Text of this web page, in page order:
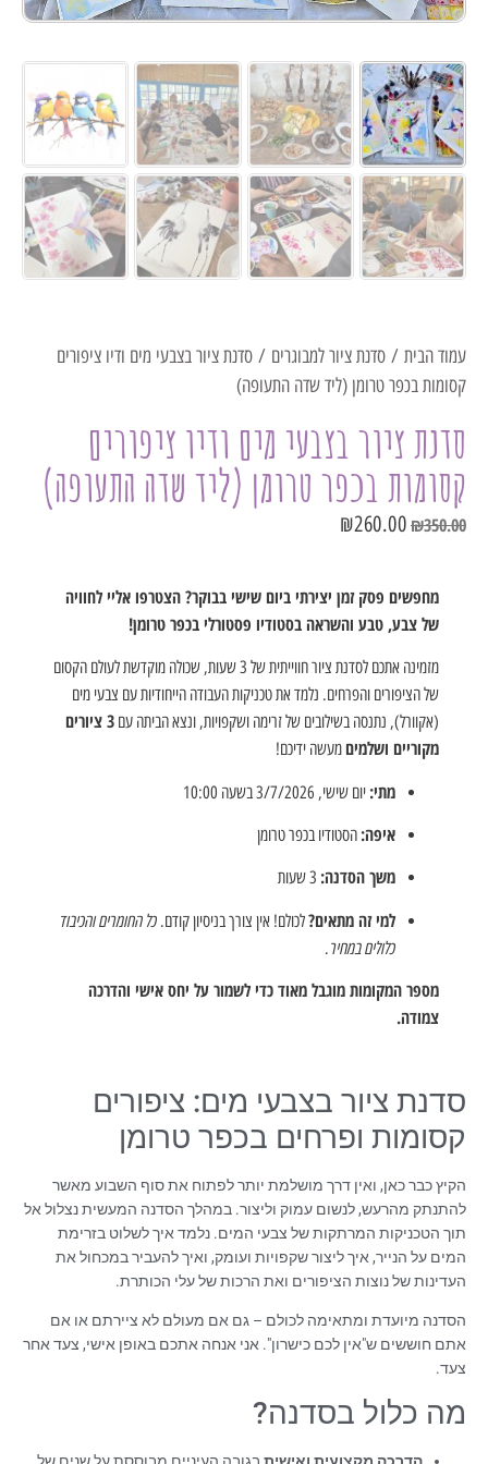
עמוד הבית / סדנת ציור למבוגרים / סדנת ציור בצבעי מים ודיו ציפורים
קסומות בכפר טרומן (ליד שדה התעופה)
סדנת ציור בצבעי מים ודיו ציפורים
קסומות בכפר טרומן (ליד שדה התעופה)
₪350.00
₪260.00
מחפשים פסק זמן יצירתי ביום שישי בבוקר? הצטרפו אליי לחוויה
של צבע, טבע והשראה בסטודיו פסטורלי בכפר טרומן!
מזמינה אתכם לסדנת ציור חווייתית של 3 שעות, שכולה מוקדשת לעולם הקסום
של הציפורים והפרחים. נלמד את טכניקות העבודה הייחודיות עם צבעי מים
(אקוורל), נתנסה בשילובים של זרימה ושקפויות, ונצא הביתה עם
3 ציורים
מקוריים ושלמים מעשה ידיכם!
מתי: יום שישי, 3/7/2026 בשעה 10:00
איפה: הסטודיו בכפר טרומן
משך הסדנה:
למי זה מתאים?לכולם! אין צורך בניסיון קודם. כל החומרים והכיבוד
כלולים במחיר.
מספר המקומות מוגבל מאוד כדי לשמור על יחס אישי והדרכה
צמודה.
סדנת ציור בצבעי מים: ציפורים
קסומות ופרחים בכפר טרומן
הקיץ כבר כאן, ואין דרך מושלמת יותר לפתוח את סוף השבוע מאשר
להתנתק מהרעש, לנשום עמוק וליצור. במהלך הסדנה המעשית נצלול אל
תוך הטכניקות המרתקות של צבעי המים. נלמד איך לשלוט בזרימת
המים על הנייר, איך ליצור שקפויות ועומק, ואיך להעביר במכחול את
העדינות של נוצות הציפורים ואת הרכות של עלי הכותרת.
הסדנה מיועדת ומתאימה לכולם – גם אם מעולם לא ציירתם או אם
אתם חוששים ש"אין לכם כישרון". אני אנחה אתכם באופן אישי, צעד אחר
צעד.
מה כלול בסדנה?